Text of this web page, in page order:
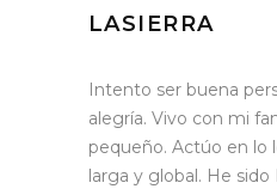
LASIERRA
Intento ser buena
alegría. Vivo con mi
pequeño. Actúo en lo
larga y global. He